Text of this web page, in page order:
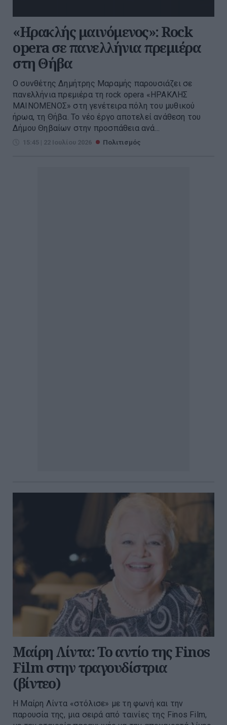
«Ηρακλής μαινόμενος»: Rock
opera σε πανελλήνια πρεμιέρα
στη Θήβα
Ο συνθέτης Δημήτρης Μαραμής παρουσιάζει σε
πανελλήνια πρεμιέρα τη rock opera «ΗΡΑΚΛΗΣ
ΜΑΙΝΟΜΕΝΟΣ» στη γενέτειρα πόλη του μυθικού
ήρωα, τη Θήβα. Το νέο έργο αποτελεί ανάθεση του
Δήμου Θηβαίων στην προσπάθεια ανά...
15:45 | 22 Ιουλίου 2026 Πολιτισμός
Μαίρη Λίντα: Το αντίο της Finos
Film στην τραγουδίστρια
(βίντεο)
Η Μαίρη Λίντα «στόλισε» με τη φωνή και την
παρουσία της, μια σειρά από ταινίες της Finos Film,